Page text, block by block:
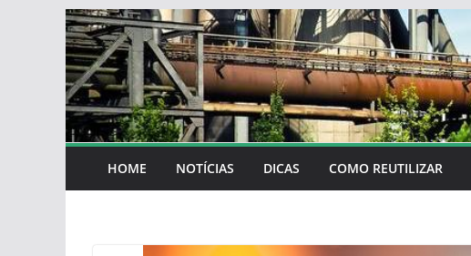
Skip
to
content
HOME NOTÍCIAS DICAS COMO REUTILIZAR